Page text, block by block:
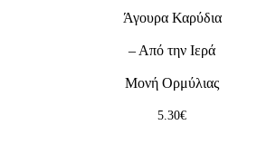
Άγουρα Καρύδια
– Από την Ιερά
Μονή Ορμύλιας
5.30€